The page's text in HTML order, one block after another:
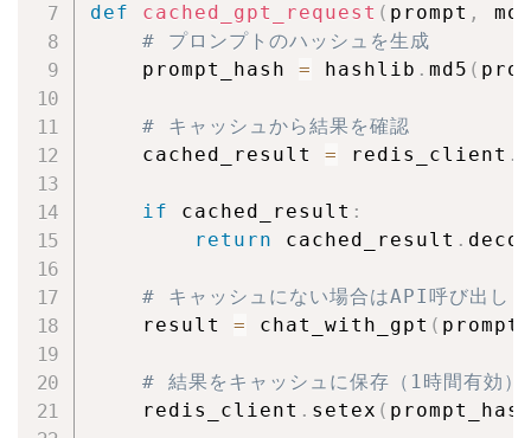
def cached_gpt_request ( prompt ,
# プロンプトのハッシュを生成
    prompt_hash
= hashlib . md5 (
# キャッシュから結果を確認
    cached_result
= redis_client .
if cached_result :
return cached_result .
# キャッシュにない場合はAPI呼び出し
    result
= chat_with_gpt ( prompt
# 結果をキャッシュに保存（1時間有効）
    redis_client
. setex (